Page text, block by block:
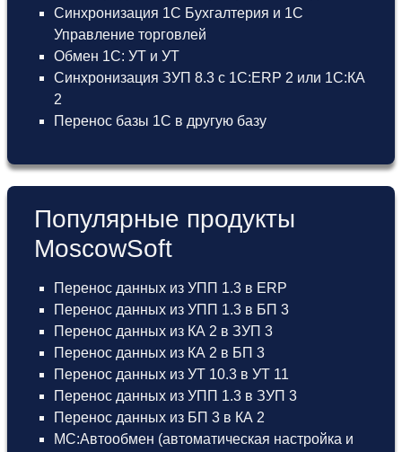
Синхронизация 1С Бухгалтерия и 1С
Управление торговлей
Обмен 1С: УТ и УТ
Синхронизация ЗУП 8.3 с 1С:ERP 2 или 1С:КА
2
Перенос базы 1С в другую базу
Популярные продукты
MoscowSoft
Перенос данных из УПП 1.3 в ERP
Перенос данных из УПП 1.3 в БП 3
Перенос данных из КА 2 в ЗУП 3
Перенос данных из КА 2 в БП 3
Перенос данных из УТ 10.3 в УТ 11
Перенос данных из УПП 1.3 в ЗУП 3
Перенос данных из БП 3 в КА 2
МС:Автообмен (автоматическая настройка и